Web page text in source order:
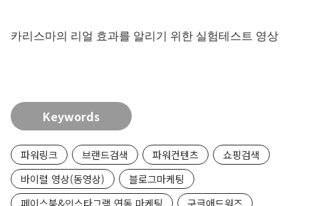
카리스마의 리얼 효과를 알리기 위한 실험테스트 영상
Keywords
파워링크 브랜드검색 파워컨텐츠
쇼핑검색
바이럴 영상(동영상)
블로그마케팅
페이스북&인스타그램 연동 마케팅
구글애드워즈